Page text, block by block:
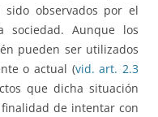
observados por el
sociedad. Aunque los
pueden ser utilizados
o actual (vid. art. 2.3
que dicha situación
de intentar con